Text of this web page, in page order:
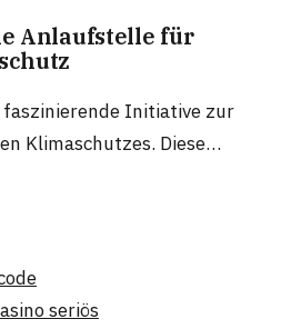
Anlaufstelle für
Initiative zur
Klimaschutzes. Diese
unterstützen.
seriös